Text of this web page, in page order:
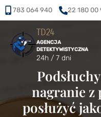
783 064 940 22 180 00
TD24
AGENCJA
DETEKTYWISTYCZNA
24h / 7 dni
nagranie z
posłużyć